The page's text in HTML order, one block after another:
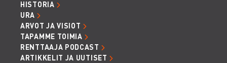
HISTORIA
URA
ARVOT JA VISIOT
TAPAMME TOIMIA
RENTTAAJA PODCAST
ARTIKKELIT JA UUTISET